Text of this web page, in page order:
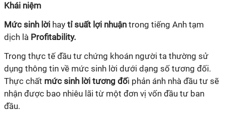
Khái niệm
Mức sinh lời hay tỉ suất lợi nhuận trong tiếng Anh tạm
dịch là Profitability.
Trong thực tế đầu tư chứng khoán người ta thường sử
dụng thông tin về mức sinh lời dưới dạng số tương đối.
Thực chất mức sinh lời tương đối phản ánh nhà đầu tư sẽ
nhận được bao nhiêu lãi từ một đơn vị vốn đầu tư ban
đầu.